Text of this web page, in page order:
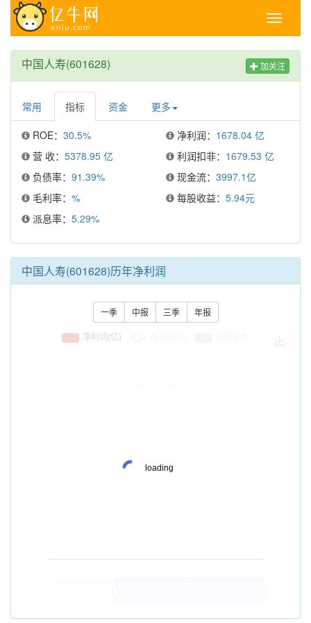
Toggle
中国人寿(601628) 加关注
常用 指标 资金 更多
ROE： 30.5% 净利润： 1678.04 亿
营 收： 5378.95 亿 利润扣非： 1679.53 亿
负债率： 91.39% 现金流： 3997.1亿
毛利率： % 每股收益： 5.94元
派息率： 5.29%
中国人寿(601628)历年净利润
一季 中报 三季 年报